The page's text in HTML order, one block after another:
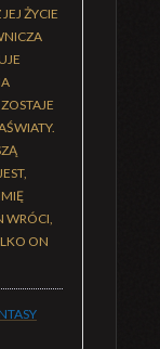
ŻYCIE
WRÓCI,
ON